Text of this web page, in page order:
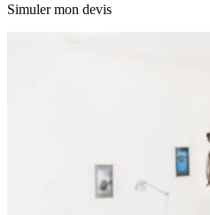
Simuler mon devis